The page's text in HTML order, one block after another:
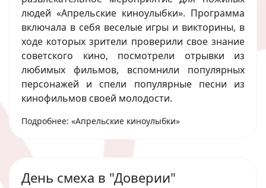
людей «Апрельские киноулыбки». Программа
включала в себя веселые игры и викторины, в
ходе которых зрители проверили свое знание
советского кино, посмотрели отрывки из
любимых фильмов, вспомнили популярных
персонажей и спели популярные песни из
кинофильмов своей молодости.
Подробнее: «Апрельские киноулыбки»
День смеха в "Доверии"